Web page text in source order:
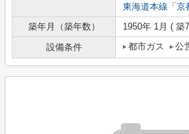
東海道本線 「 京
築年月（築年数）
1950年 1月 ( 築
設備条件
都市ガス 公